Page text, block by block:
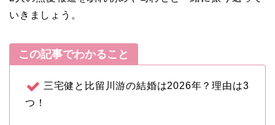
いきましょう。
この記事でわかること
三宅健と比留川游の結婚は2026年？理由は3
つ！